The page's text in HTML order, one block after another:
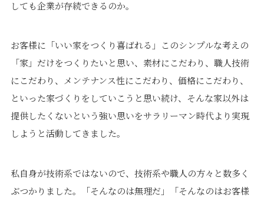
しても企業が存続できるのか。
お客様に「いい家をつくり喜ばれる」このシンプルな考えの
「家」だけをつくりたいと思い、素材にこだわり、職人技術
にこだわり、メンテナンス性にこだわり、価格にこだわり、
といった家づくりをしていこうと思い続け、そんな家以外は
提供したくないという強い思いをサラリーマン時代より実現
しようと活動してきました。
私自身が技術系ではないので、技術系や職人の方々と数多く
ぶつかりました。「そんなのは無理だ」「そんなのはお客様